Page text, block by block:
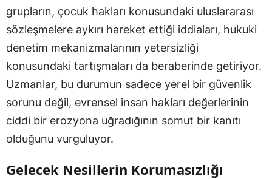
grupların, çocuk hakları konusundaki uluslararası
sözleşmelere aykırı hareket ettiği iddiaları, hukuki
denetim mekanizmalarının yetersizliği
konusundaki tartışmaları da beraberinde getiriyor.
Uzmanlar, bu durumun sadece yerel bir güvenlik
sorunu değil, evrensel insan hakları değerlerinin
ciddi bir erozyona uğradığının somut bir kanıtı
olduğunu vurguluyor.
Gelecek Nesillerin Korumasızlığı